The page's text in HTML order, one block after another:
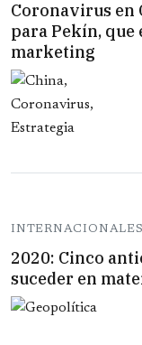
Coronavirus en
para Pekín, que
marketing
2020: Cinco
suceder en